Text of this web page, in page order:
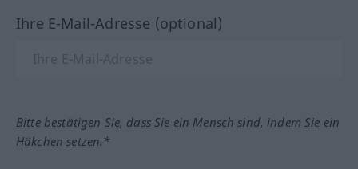
Ihre E-Mail-Adresse (optional)
Bitte bestätigen Sie, dass Sie ein Mensch sind, indem Sie ein
Häkchen setzen.*